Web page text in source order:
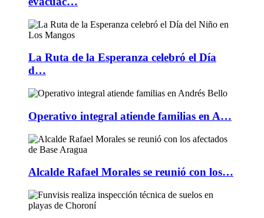
La Ruta de la Esperanza celebró el Día
d…
Operativo integral atiende familias en A…
Alcalde Rafael Morales se reunió con los…